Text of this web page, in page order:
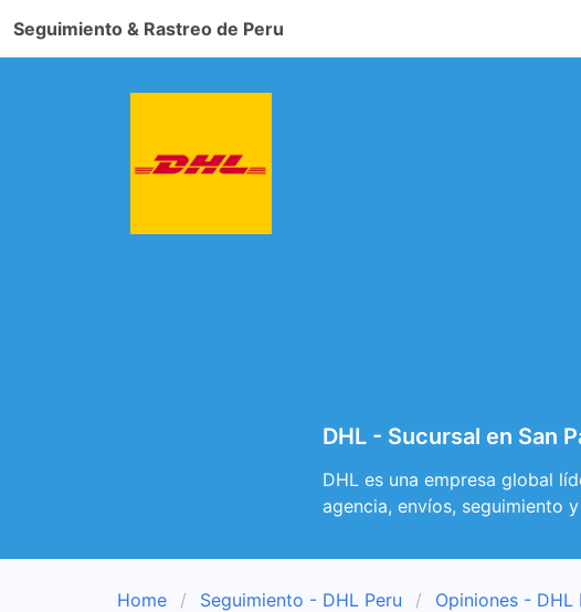
Seguimiento & Rastreo de Peru
DHL - Sucursal en San
DHL es una empresa global
agencia, envíos, seguimiento
Home Seguimiento - DHL Peru Opiniones - DHL